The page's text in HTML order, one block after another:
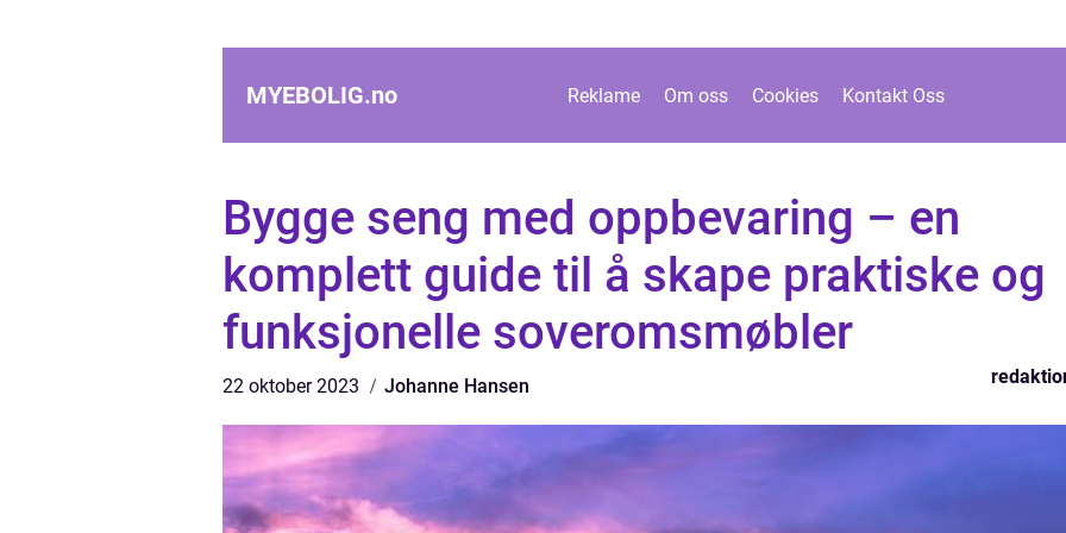
MYEBOLIG.no Reklame Om oss Cookies Kontakt Oss
Bygge seng med oppbevaring – en
komplett guide til å skape praktiske og
funksjonelle soveromsmøbler
22 oktober 2023 Johanne Hansen